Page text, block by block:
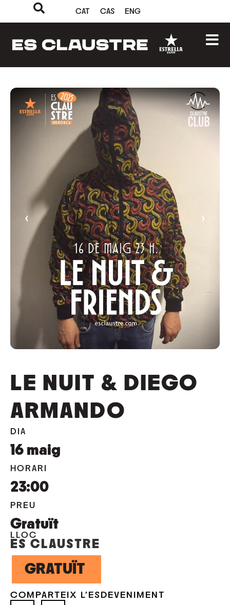
CAT CAS ENG
‹ ›
LE NUIT & DIEGO
ARMANDO
DIA
16 maig
HORARI
23:00
PREU
Gratuït
LLOC
ES CLAUSTRE
GRATUÏT
COMPARTEIX L'ESDEVENIMENT